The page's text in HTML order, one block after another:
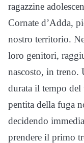
ragazzine
Cornate d’Adda,
nostro territorio.
loro genitori,
nascosto, in treno.
durata il tempo
pentita della fuga
decidendo
prendere il primo